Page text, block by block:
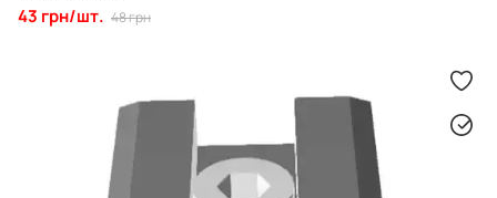
43 грн/шт. 48 грн